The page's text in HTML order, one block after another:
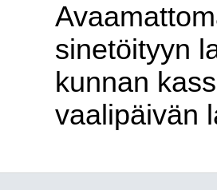
sinetöityyn
kunnan
vaalipäivän